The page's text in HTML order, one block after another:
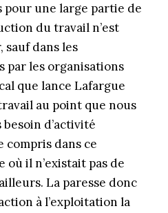
une large partie de
du travail n’est
sauf dans les
par les organisations
que lance Lafargue
au point que nous
d’activité
compris dans ce
où il n’existait pas de
La paresse donc
à l’exploitation la